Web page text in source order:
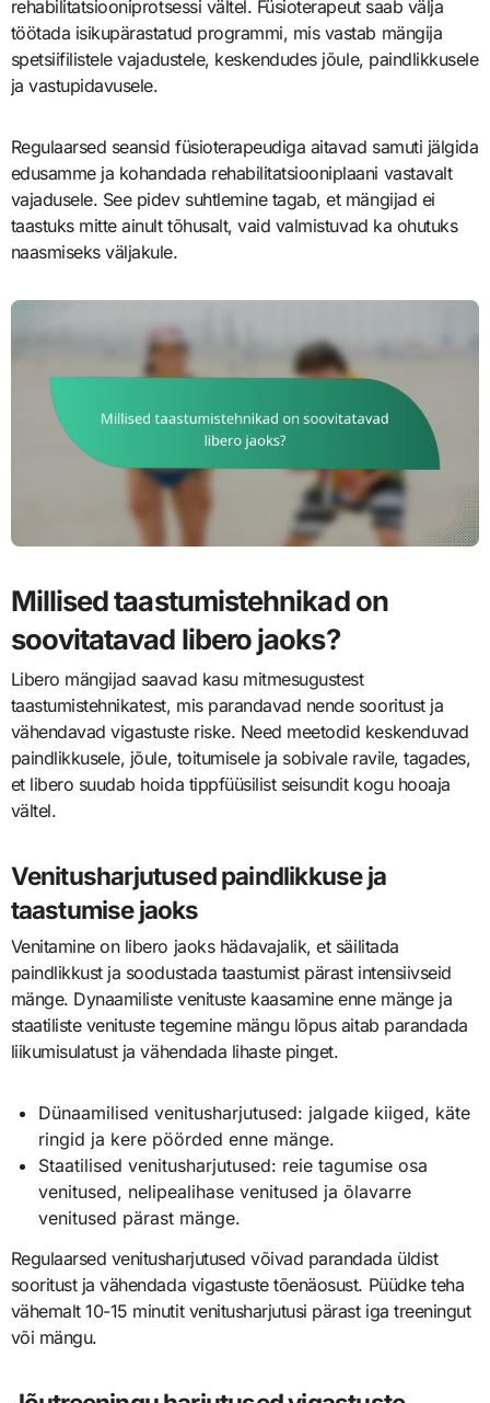
rehabilitatsiooniprotsessi vältel. Füsioterapeut saab välja
töötada isikupärastatud programmi, mis vastab mängija
spetsiifilistele vajadustele, keskendudes jõule, paindlikkusele
ja vastupidavusele.
Regulaarsed seansid füsioterapeudiga aitavad samuti jälgida
edusamme ja kohandada rehabilitatsiooniplaani vastavalt
vajadusele. See pidev suhtlemine tagab, et mängijad ei
taastuks mitte ainult tõhusalt, vaid valmistuvad ka ohutuks
naasmiseks väljakule.
Millised taastumistehnikad on
soovitatavad libero jaoks?
Libero mängijad saavad kasu mitmesugustest
taastumistehnikatest, mis parandavad nende sooritust ja
vähendavad vigastuste riske. Need meetodid keskenduvad
paindlikkusele, jõule, toitumisele ja sobivale ravile, tagades,
et libero suudab hoida tippfüüsilist seisundit kogu hooaja
vältel.
Venitusharjutused paindlikkuse ja
taastumise jaoks
Venitamine on libero jaoks hädavajalik, et säilitada
paindlikkust ja soodustada taastumist pärast intensiivseid
mänge. Dynaamiliste venituste kaasamine enne mänge ja
staatiliste venituste tegemine mängu lõpus aitab parandada
liikumisulatust ja vähendada lihaste pinget.
Dünaamilised venitusharjutused: jalgade kiiged, käte
ringid ja kere pöörded enne mänge.
Staatilised venitusharjutused: reie tagumise osa
venitused, nelipealihase venitused ja õlavarre
venitused pärast mänge.
Regulaarsed venitusharjutused võivad parandada üldist
sooritust ja vähendada vigastuste tõenäosust. Püüdke teha
vähemalt 10-15 minutit venitusharjutusi pärast iga treeningut
või mängu.